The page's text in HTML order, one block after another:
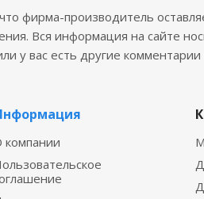
фирма-производитель
Вся информация на сайте
у вас есть другие
компании